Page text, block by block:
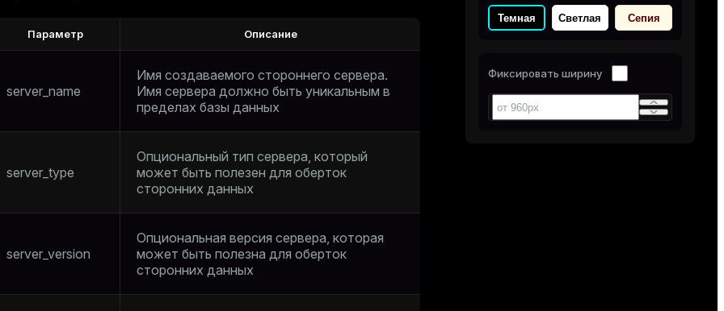
Темная Светлая Сепия
Фиксировать ширину
Параметр Описание
server_name
Имя создаваемого стороннего сервера.
Имя сервера должно быть уникальным в
пределах базы данных
server_type
Опциональный тип сервера, который
может быть полезен для оберток
сторонних данных
server_version
Опциональная версия сервера, которая
может быть полезна для оберток
сторонних данных